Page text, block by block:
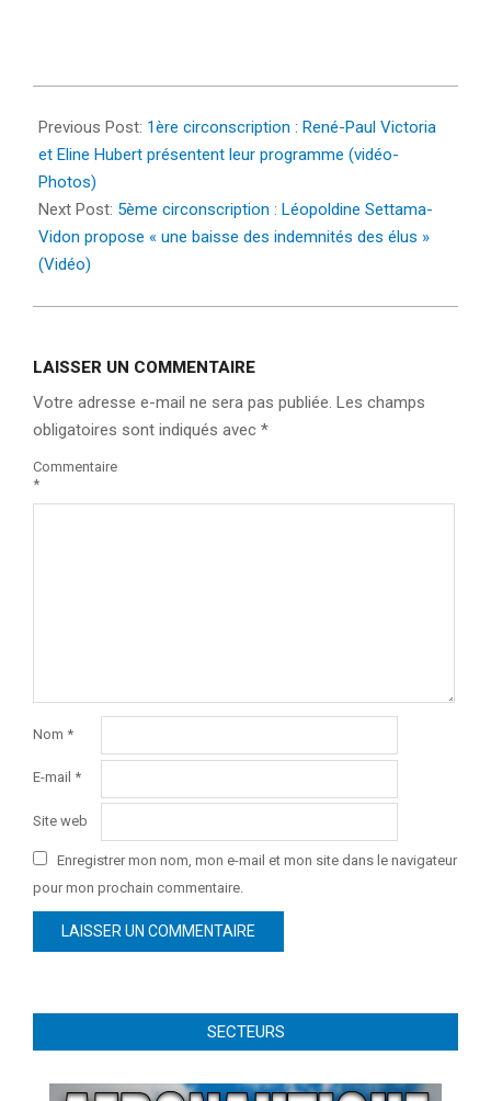
06-
26
Previous Post: 1ère circonscription : René-Paul Victoria
et Eline Hubert présentent leur programme (vidéo-
Photos)
Next Post: 5ème circonscription : Léopoldine Settama-
Vidon propose « une baisse des indemnités des élus »
(Vidéo)
LAISSER UN COMMENTAIRE
Votre adresse e-mail ne sera pas publiée. Les champs
obligatoires sont indiqués avec *
Commentaire
*
Nom *
E-mail *
Site web
Enregistrer mon nom, mon e-mail et mon site dans le navigateur
pour mon prochain commentaire.
SECTEURS